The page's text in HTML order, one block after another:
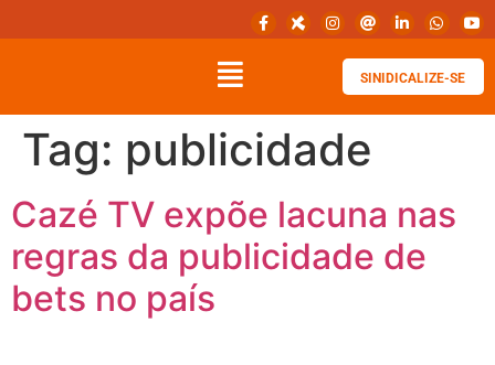
SINIDICALIZE-SE
Tag: publicidade
Cazé TV expõe lacuna nas
regras da publicidade de
bets no país